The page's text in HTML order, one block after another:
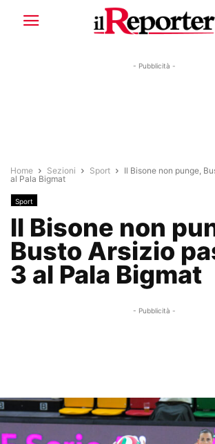
- Pubblicità -
Home Sezioni Sport
Il Bisone non punge,
al Pala Bigmat
Sport
Il Bisone non
Busto Arsizio
3 al Pala Bigmat
- Pubblicità -